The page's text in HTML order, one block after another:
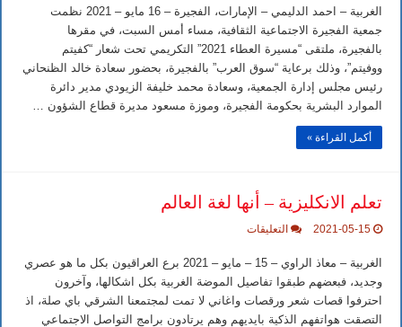
تنظم
ملتقى
“مسيرة
العطاء”
وتكرم
مقيماً
مغلقة
الغربية – احمد الدليمي – الإمارات، الفجيرة – 16 مايو – 2021 نظمت
جمعية الفجيرة الاجتماعية الثقافية، مساء أمس السبت، في مقرها
بالفجيرة، ملتقى “مسيرة العطاء 2021” التكريمي تحت شعار “كفيتم
ووفيتم”، وذلك برعاية “سوق العرب” بالفجيرة، بحضور سعادة خالد الظنحاني
رئيس مجلس إدارة الجمعية، وسعادة محمد خليفة الزيودي مدير دائرة
الموارد البشرية بحكومة الفجيرة، وموزة مسعود مديرة قطاع الشؤون …
أكمل القراءة »
تعلم الانكليزية – أنها لغة العالم
2021-05-15 التعليقات
–
أنها
لغة
العالم
الغربية – معاذ الراوي – 15 – مايو – 2021 برع العراقيون بكل ما هو عصري
وجديد، فبعضهم طبقوا تفاصيل الموضة الغربية بكل اشكالها، وآخرون
احترفوا قصات شعر ورقصات واغاني لا تمت لمجتمعنا الشرقي باي صلة، اذ
التصقت هواتفهم الذكية بايديهم وهم يرتادون برامج التواصل الاجتماعي